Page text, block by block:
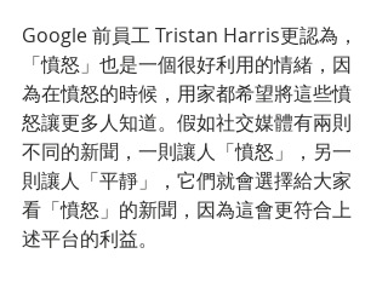
Google 前員工 Tristan Harris更認為，
「憤怒」也是一個很好利用的情緒，因
為在憤怒的時候，用家都希望將這些憤
怒讓更多人知道。假如社交媒體有兩則
不同的新聞，一則讓人「憤怒」，另一
則讓人「平靜」，它們就會選擇給大家
看「憤怒」的新聞，因為這會更符合上
述平台的利益。